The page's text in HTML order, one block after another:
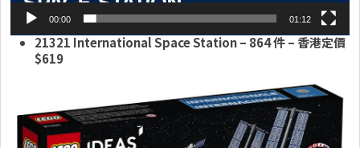
00:00 01:12
21321 International Space Station – 864 件 – 香港定價
$619